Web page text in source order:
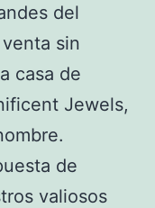
del
sin
casa de
Jewels,
de
valiosos